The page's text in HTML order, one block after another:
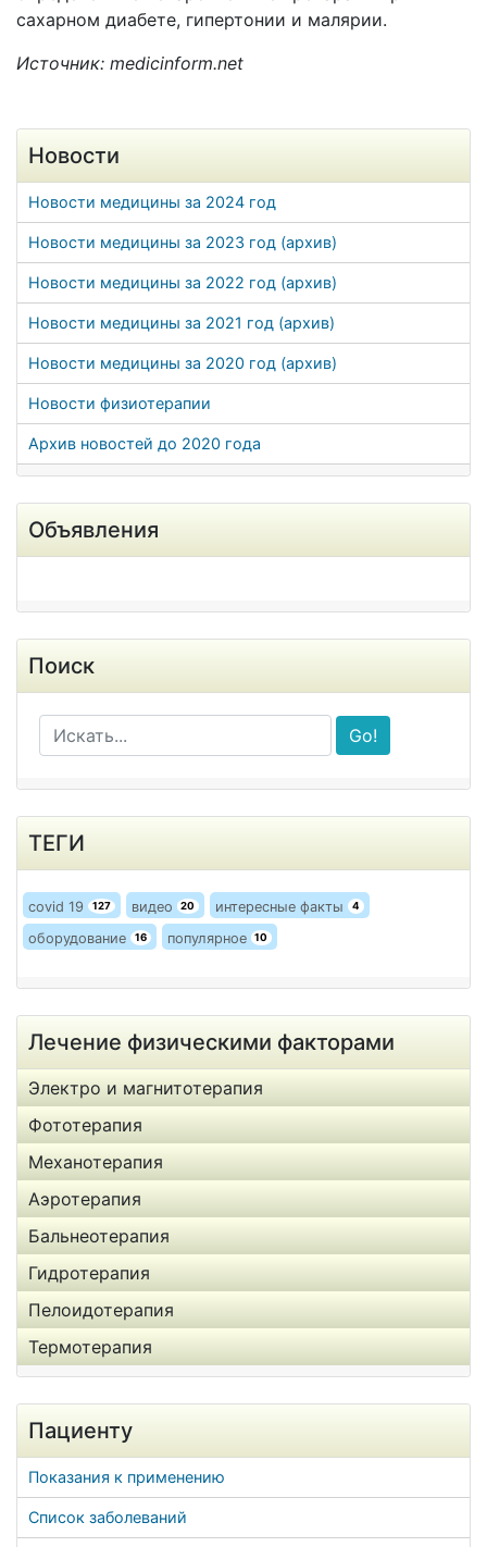
сахарном диабете, гипертонии и малярии.
Источник: medicinform.net
Новости
Новости медицины за 2024 год
Новости медицины за 2023 год (архив)
Новости медицины за 2022 год (архив)
Новости медицины за 2021 год (архив)
Новости медицины за 2020 год (архив)
Новости физиотерапии
Архив новостей до 2020 года
Объявления
Поиск
Go!
ТЕГИ
covid 19 127 видео 20 интересные факты 4
оборудование 16 популярное 10
Лечение физическими факторами
Электро и магнитотерапия
Фототерапия
Механотерапия
Аэротерапия
Бальнеотерапия
Гидротерапия
Пелоидотерапия
Термотерапия
Пациенту
Показания к применению
Список заболеваний